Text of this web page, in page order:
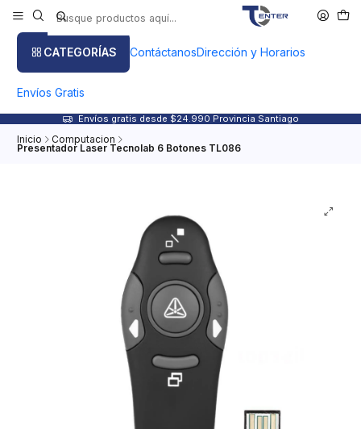
CATEGORÍAS ContáctanosDirección y Horarios
Envíos Gratis
Envíos gratis desde $24.990 Provincia Santiago
Inicio Computacion
Presentador Laser Tecnolab 6 Botones TL086